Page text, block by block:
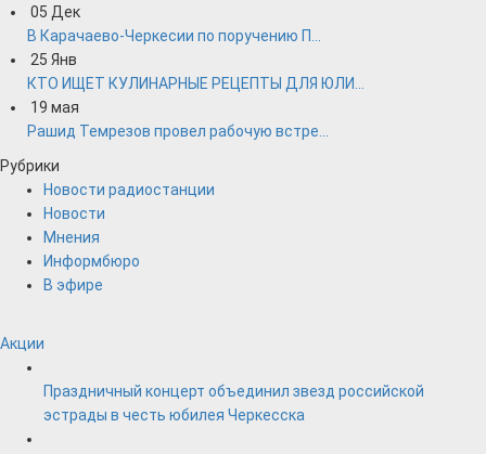
05 Дек
В Карачаево-Черкесии по поручению П...
25 Янв
КТО ИЩЕТ КУЛИНАРНЫЕ РЕЦЕПТЫ ДЛЯ ЮЛИ...
19 мая
Рашид Темрезов провел рабочую встре...
Рубрики
Новости радиостанции
Новости
Мнения
Информбюро
В эфире
Акции
Праздничный концерт объединил звезд российской
эстрады в честь юбилея Черкесска